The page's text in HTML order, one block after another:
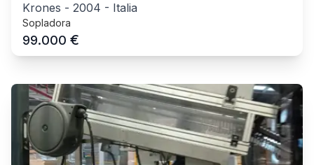
Krones - 2004 - Italia
Sopladora
99.000 €